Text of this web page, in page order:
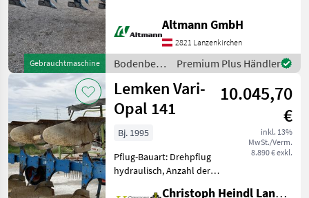
Gebrauchtmaschine
Maiseinleger, Packerarm,
hydr.
Schnittbreitenverstellung,
Streifenkörper, Stützrad
Lemken Pflug J
Altmann GmbH
2821 Lanzenkirchen
Bodenbearbeitung
/ Lemken
Premium Plus Händler
Lemken Vari-
Opal 141
10.045,70
€
inkl. 13%
MwSt./Verm.
8.890 € exkl.
Bj. 1995
Pflug-Bauart: Drehpflug
hydraulisch, Anzahl der
Christoph Heindl Landtechnik GmbH, Stephanshart